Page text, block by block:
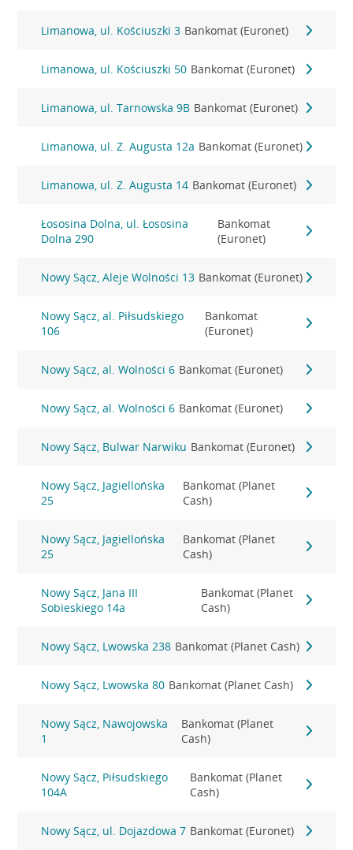
Limanowa, ul. Kościuszki 3 Bankomat (Euronet)
Limanowa, ul. Kościuszki 50 Bankomat (Euronet)
Limanowa, ul. Tarnowska 9B Bankomat (Euronet)
Limanowa, ul. Z. Augusta 12a Bankomat (Euronet)
Limanowa, ul. Z. Augusta 14 Bankomat (Euronet)
Łososina Dolna, ul. Łososina
Dolna 290
Bankomat
(Euronet)
Nowy Sącz, Aleje Wolności 13 Bankomat (Euronet)
Nowy Sącz, al. Piłsudskiego
106
Bankomat
(Euronet)
Nowy Sącz, al. Wolności 6 Bankomat (Euronet)
Nowy Sącz, al. Wolności 6 Bankomat (Euronet)
Nowy Sącz, Bulwar Narwiku Bankomat (Euronet)
Nowy Sącz, Jagiellońska
25
Bankomat (Planet
Cash)
Nowy Sącz, Jagiellońska
25
Bankomat (Planet
Cash)
Nowy Sącz, Jana III
Sobieskiego 14a
Bankomat (Planet
Cash)
Nowy Sącz, Lwowska 238 Bankomat (Planet Cash)
Nowy Sącz, Lwowska 80 Bankomat (Planet Cash)
Nowy Sącz, Nawojowska
1
Bankomat (Planet
Cash)
Nowy Sącz, Piłsudskiego
104A
Bankomat (Planet
Cash)
Nowy Sącz, ul. Dojazdowa 7 Bankomat (Euronet)